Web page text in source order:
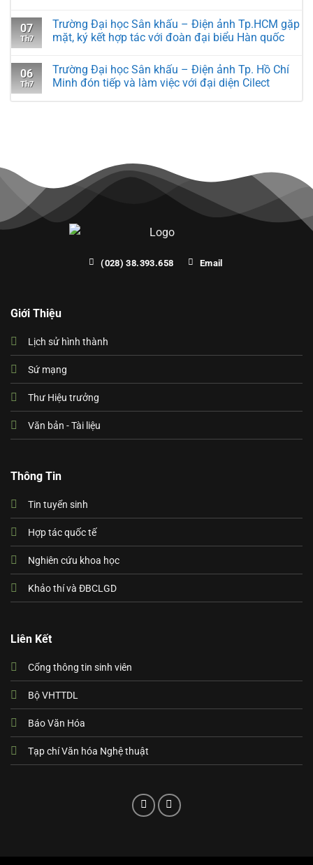
07
Th7
Trường Đại học Sân khấu – Điện ảnh Tp.HCM gặp
mặt, ký kết hợp tác với đoàn đại biểu Hàn quốc
06
Th7
Trường Đại học Sân khấu – Điện ảnh Tp. Hồ Chí
Minh đón tiếp và làm việc với đại diện Cilect
(028) 38.393.658 Email
Giới Thiệu
Lịch sử hình thành
Sứ mạng
Thư Hiệu trưởng
Văn bản - Tài liệu
Thông Tin
Tin tuyển sinh
Hợp tác quốc tế
Nghiên cứu khoa học
Khảo thí và ĐBCLGD
Liên Kết
Cổng thông tin sinh viên
Bộ VHTTDL
Báo Văn Hóa
Tạp chí Văn hóa Nghệ thuật